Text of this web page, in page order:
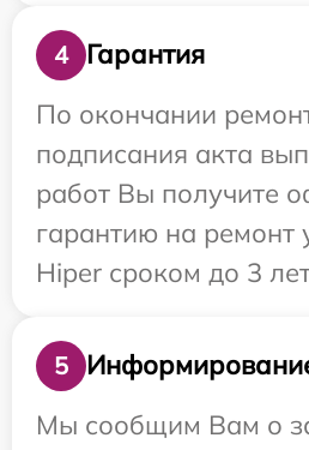
4
Гарантия
По окончании
подписания акта
работ Вы получите
гарантию на ремонт
Hiper сроком до 3
5
Мы сообщим Вам о